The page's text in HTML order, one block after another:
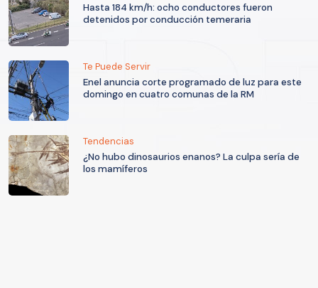
Hasta 184 km/h: ocho conductores fueron
detenidos por conducción temeraria
Te Puede Servir
Enel anuncia corte programado de luz para este
domingo en cuatro comunas de la RM
Tendencias
¿No hubo dinosaurios enanos? La culpa sería de
los mamíferos